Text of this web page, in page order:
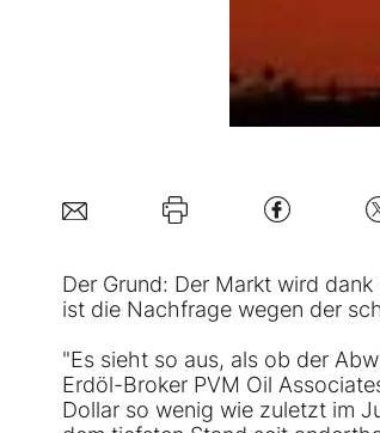
Der Grund: Der Markt wird
ist die Nachfrage wegen der
"Es sieht so aus, als ob der
Erdöl-Broker PVM Oil
Dollar so wenig wie zuletzt im